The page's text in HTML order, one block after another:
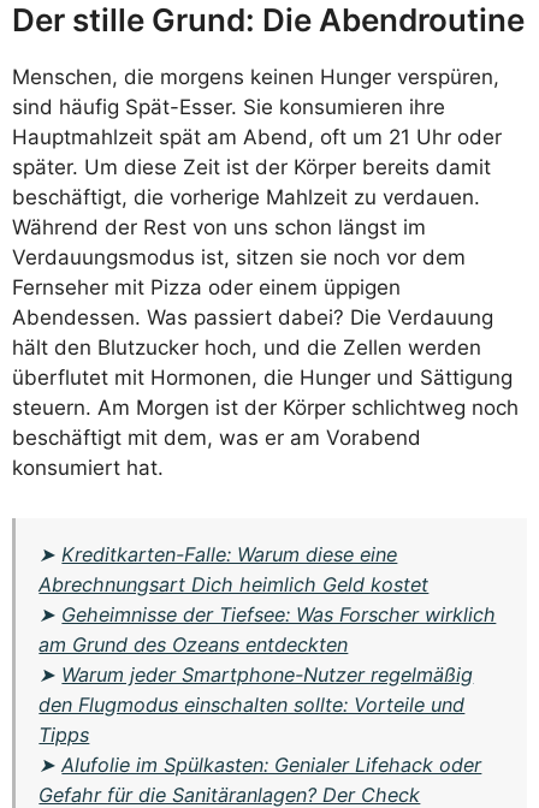
Der stille Grund: Die Abendroutine
Menschen, die morgens keinen Hunger verspüren,
sind häufig Spät-Esser. Sie konsumieren ihre
Hauptmahlzeit spät am Abend, oft um 21 Uhr oder
später. Um diese Zeit ist der Körper bereits damit
beschäftigt, die vorherige Mahlzeit zu verdauen.
Während der Rest von uns schon längst im
Verdauungsmodus ist, sitzen sie noch vor dem
Fernseher mit Pizza oder einem üppigen
Abendessen. Was passiert dabei? Die Verdauung
hält den Blutzucker hoch, und die Zellen werden
überflutet mit Hormonen, die Hunger und Sättigung
steuern. Am Morgen ist der Körper schlichtweg noch
beschäftigt mit dem, was er am Vorabend
konsumiert hat.
➤ Kreditkarten-Falle: Warum diese eine
Abrechnungsart Dich heimlich Geld kostet
➤ Geheimnisse der Tiefsee: Was Forscher wirklich
am Grund des Ozeans entdeckten
➤ Warum jeder Smartphone-Nutzer regelmäßig
den Flugmodus einschalten sollte: Vorteile und
Tipps
➤Alufolie im Spülkasten: Genialer Lifehack oder
Gefahr für die Sanitäranlagen? Der Check